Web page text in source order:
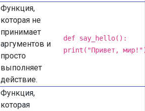
Функция,
которая не
принимает
аргументов и
просто
выполняет
действие.
def say_hello():
print("Привет,
Функция,
которая